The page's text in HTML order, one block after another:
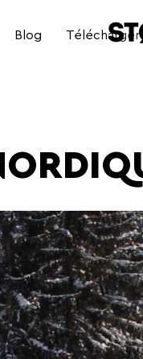
BAIN NORDIQUE
BAIN NORDIQUE
Blog Télécharger